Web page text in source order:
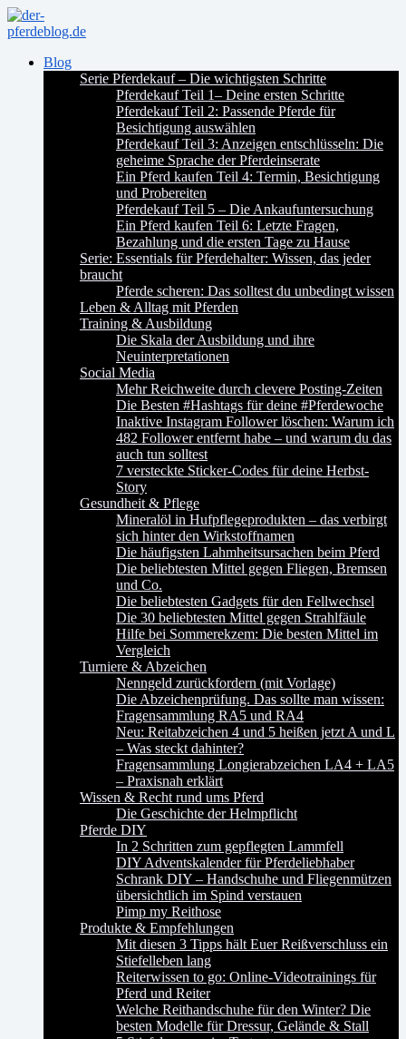
Blog
Serie Pferdekauf – Die wichtigsten Schritte
Pferdekauf Teil 1– Deine ersten Schritte
Pferdekauf Teil 2: Passende Pferde für
Besichtigung auswählen
Pferdekauf Teil 3: Anzeigen entschlüsseln: Die
geheime Sprache der Pferdeinserate
Ein Pferd kaufen Teil 4: Termin, Besichtigung
und Probereiten
Pferdekauf Teil 5 – Die Ankaufuntersuchung
Ein Pferd kaufen Teil 6: Letzte Fragen,
Bezahlung und die ersten Tage zu Hause
Serie: Essentials für Pferdehalter: Wissen, das jeder
braucht
Pferde scheren: Das solltest du unbedingt wissen
Leben & Alltag mit Pferden
Training & Ausbildung
Die Skala der Ausbildung und ihre
Neuinterpretationen
Social Media
Mehr Reichweite durch clevere Posting-Zeiten
Die Besten #Hashtags für deine #Pferdewoche
Inaktive Instagram Follower löschen: Warum ich
482 Follower entfernt habe – und warum du das
auch tun solltest
7 versteckte Sticker-Codes für deine Herbst-
Story
Gesundheit & Pflege
Mineralöl in Hufpflegeprodukten – das verbirgt
sich hinter den Wirkstoffnamen
Die häufigsten Lahmheitsursachen beim Pferd
Die beliebtesten Mittel gegen Fliegen, Bremsen
und Co.
Die beliebtesten Gadgets für den Fellwechsel
Die 30 beliebtesten Mittel gegen Strahlfäule
Hilfe bei Sommerekzem: Die besten Mittel im
Vergleich
Turniere & Abzeichen
Nenngeld zurückfordern (mit Vorlage)
Die Abzeichenprüfung. Das sollte man wissen:
Fragensammlung RA5 und RA4
Neu: Reitabzeichen 4 und 5 heißen jetzt A und L
– Was steckt dahinter?
Fragensammlung Longierabzeichen LA4 + LA5
– Praxisnah erklärt
Wissen & Recht rund ums Pferd
Die Geschichte der Helmpflicht
Pferde DIY
In 2 Schritten zum gepflegten Lammfell
DIY Adventskalender für Pferdeliebhaber
Schrank DIY – Handschuhe und Fliegenmützen
übersichtlich im Spind verstauen
Pimp my Reithose
Produkte & Empfehlungen
Mit diesen 3 Tipps hält Euer Reißverschluss ein
Stiefelleben lang
Reiterwissen to go: Online-Videotrainings für
Pferd und Reiter
Welche Reithandschuhe für den Winter? Die
besten Modelle für Dressur, Gelände & Stall